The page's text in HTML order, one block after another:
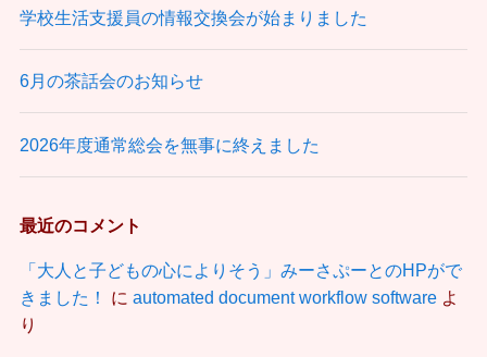
学校生活支援員の情報交換会が始まりました
6月の茶話会のお知らせ
2026年度通常総会を無事に終えました
最近のコメント
「大人と子どもの心によりそう」みーさぷーとのHPがで
きました！
に automated document workflow softwareよ
り